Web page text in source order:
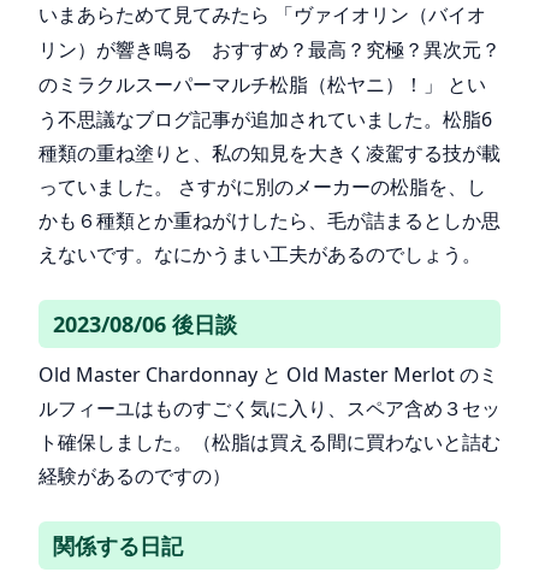
いまあらためて見てみたら
「ヴァイオリン（バイオ
リン）が響き鳴る おすすめ？最高？究極？異次元？
のミラクルスーパーマルチ松脂（松ヤニ）！」
とい
う不思議なブログ記事が追加されていました。松脂6
種類の重ね塗りと、私の知見を大きく凌駕する技が載
っていました。 さすがに別のメーカーの松脂を、し
かも６種類とか重ねがけしたら、毛が詰まるとしか思
えないです。なにかうまい工夫があるのでしょう。
2023/08/06 後日談
Old Master Chardonnay と Old Master Merlot のミ
ルフィーユはものすごく気に入り、スペア含め３セッ
ト確保しました。（松脂は買える間に買わないと詰む
経験があるのですの）
関係する日記